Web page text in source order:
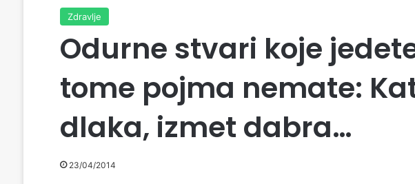
Zdravlje
Odurne stvari koje
tome pojma nemate:
dlaka, izmet dabra…
23/04/2014